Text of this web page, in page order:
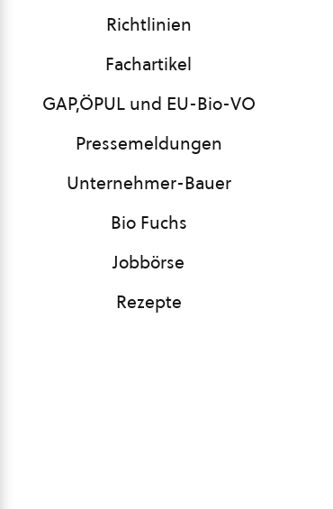
Richtlinien
Fachartikel
GAP,ÖPUL und EU-Bio-VO
Pressemeldungen
Unternehmer-Bauer
Bio Fuchs
Jobbörse
Rezepte